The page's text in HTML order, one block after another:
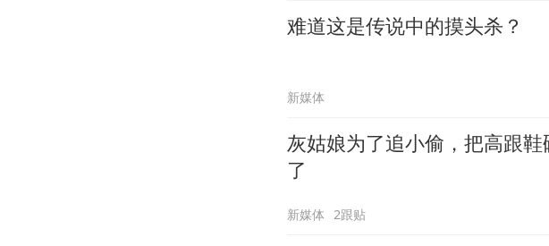
难道这是传说中的摸头杀？
新媒体
灰姑娘为了追小偷，把高跟
了
新媒体 2跟贴